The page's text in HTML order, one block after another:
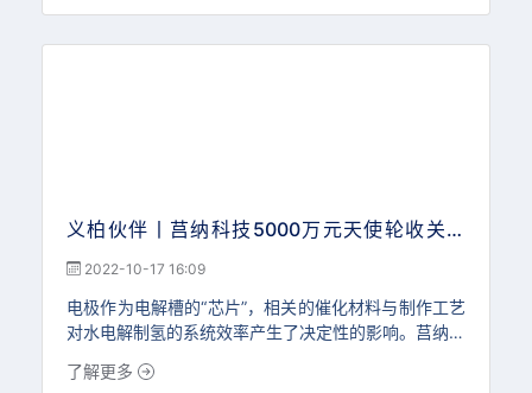
企业将在青岛西海岸新区建设全球首座蓝鲨超级工
义柏伙伴丨莒纳科技5000万元天使轮收关，
100MW中试线启动
2022-10-17 16:09
电极作为电解槽的“芯片”，相关的催化材料与制作工艺
对水电解制氢的系统效率产生了决定性的影响。莒纳科
数千万级的天使轮融资后，火速落地首条百兆瓦碱液电
了解更多